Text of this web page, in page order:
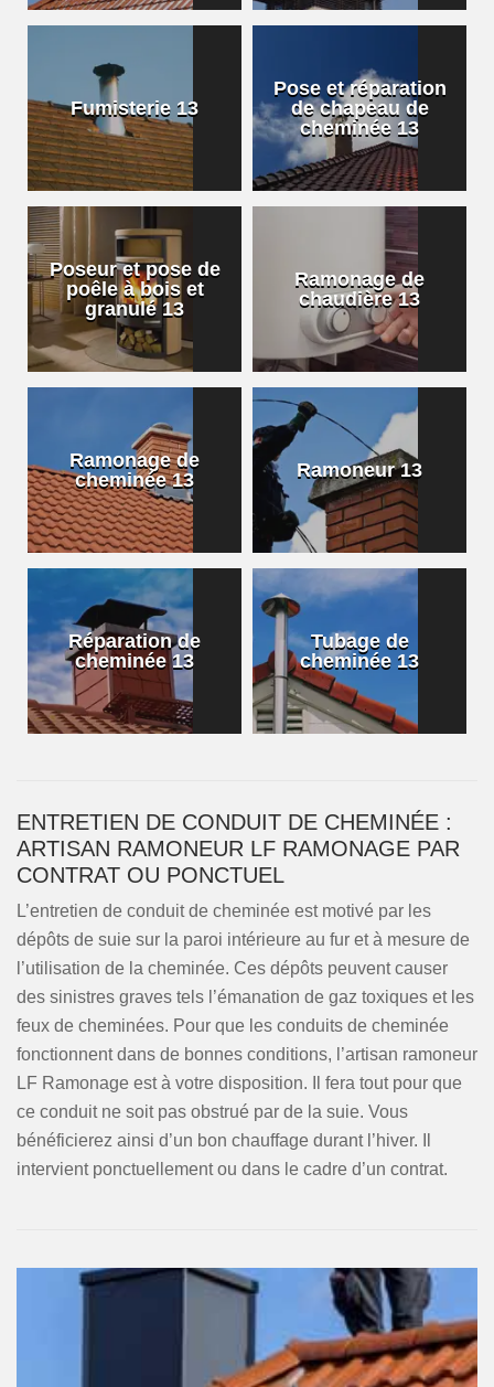
Fumisterie 13
Pose et réparation
de chapeau de
cheminée 13
Poseur et pose de
poêle à bois et
granulé 13
Ramonage de
chaudière 13
Ramonage de
cheminée 13
Ramoneur 13
Réparation de
cheminée 13
Tubage de
cheminée 13
ENTRETIEN DE CONDUIT DE CHEMINÉE :
ARTISAN RAMONEUR LF RAMONAGE PAR
CONTRAT OU PONCTUEL
L’entretien de conduit de cheminée est motivé par les
dépôts de suie sur la paroi intérieure au fur et à mesure de
l’utilisation de la cheminée. Ces dépôts peuvent causer
des sinistres graves tels l’émanation de gaz toxiques et les
feux de cheminées. Pour que les conduits de cheminée
fonctionnent dans de bonnes conditions, l’artisan ramoneur
LF Ramonage est à votre disposition. Il fera tout pour que
ce conduit ne soit pas obstrué par de la suie. Vous
bénéficierez ainsi d’un bon chauffage durant l’hiver. Il
intervient ponctuellement ou dans le cadre d’un contrat.